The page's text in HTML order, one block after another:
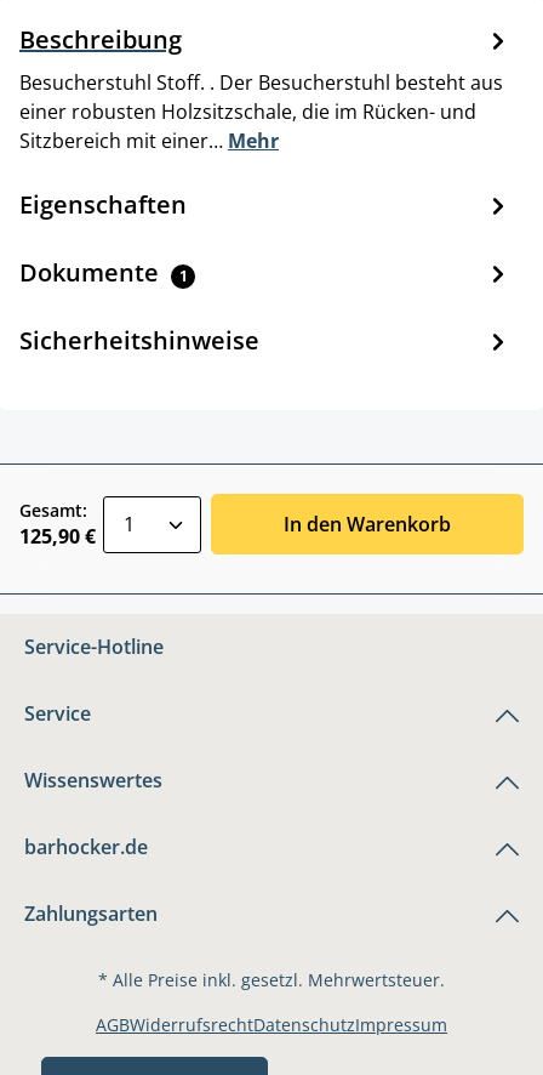
Beschreibung
Besucherstuhl Stoff. . Der Besucherstuhl besteht aus
einer robusten Holzsitzschale, die im Rücken- und
Sitzbereich mit einer… Mehr
Eigenschaften
Dokumente 1
Sicherheitshinweise
Gesamt:
125,90 € In den Warenkorb
Service-Hotline
Service
Wissenswertes
barhocker.de
Zahlungsarten
* Alle Preise inkl. gesetzl. Mehrwertsteuer.
AGBWiderrufsrechtDatenschutzImpressum